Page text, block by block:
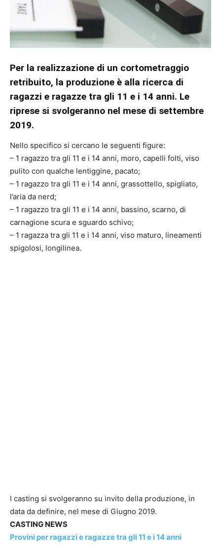
Per la realizzazione di un cortometraggio
retribuito, la produzione è alla ricerca di
ragazzi e ragazze tra gli 11 e i 14 anni. Le
riprese si svolgeranno nel mese di settembre
2019.
Nello specifico si cercano le seguenti figure:
– 1 ragazzo tra gli 11 e i 14 anni, moro, capelli folti, viso
pulito con qualche lentiggine, pacato;
– 1 ragazzo tra gli 11 e i 14 anni, grassottello, spigliato,
l’aria da nerd;
– 1 ragazzo tra gli 11 e i 14 anni, bassino, scarno, di
carnagione scura e sguardo schivo;
– 1 ragazza tra gli 11 e i 14 anni, viso maturo, lineamenti
spigolosi, longilinea.
I casting si svolgeranno su invito della produzione, in
data da definire, nel mese di Giugno 2019.
CASTING NEWS
Provini per ragazzi e ragazze tra gli 11 e i 14 anni